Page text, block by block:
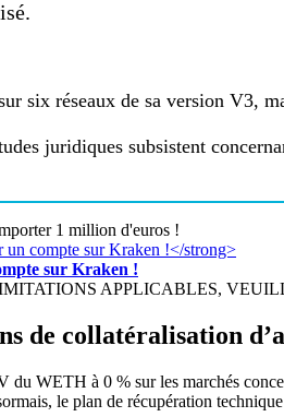
six réseaux de sa version V3,
juridiques subsistent
1 million d'euros !
sur Kraken !
APPLICABLES,
de collatéralisation
du WETH à 0 % sur les marchés
le plan de récupération